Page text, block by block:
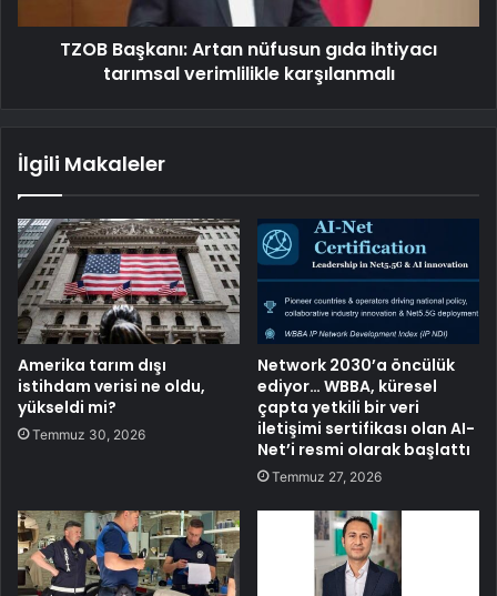
TZOB Başkanı: Artan nüfusun gıda ihtiyacı
tarımsal verimlilikle karşılanmalı
İlgili Makaleler
Amerika tarım dışı
istihdam verisi ne oldu,
yükseldi mi?
Temmuz 30, 2026
Network 2030’a öncülük
ediyor… WBBA, küresel
çapta yetkili bir veri
iletişimi sertifikası olan AI-
Net’i resmi olarak başlattı
Temmuz 27, 2026